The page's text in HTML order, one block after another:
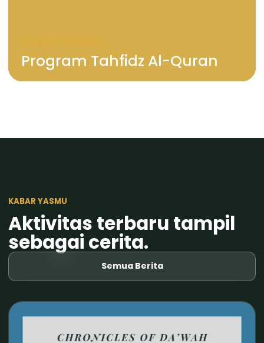
Program Tahfidz Al-Quran
KABAR YASMU
Aktivitas terbaru tampil
sebagai cerita.
Semua Berita